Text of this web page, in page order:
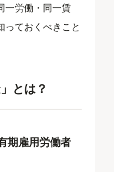
一労働・同一賃
っておくべきこと
とは？
期雇用労働者